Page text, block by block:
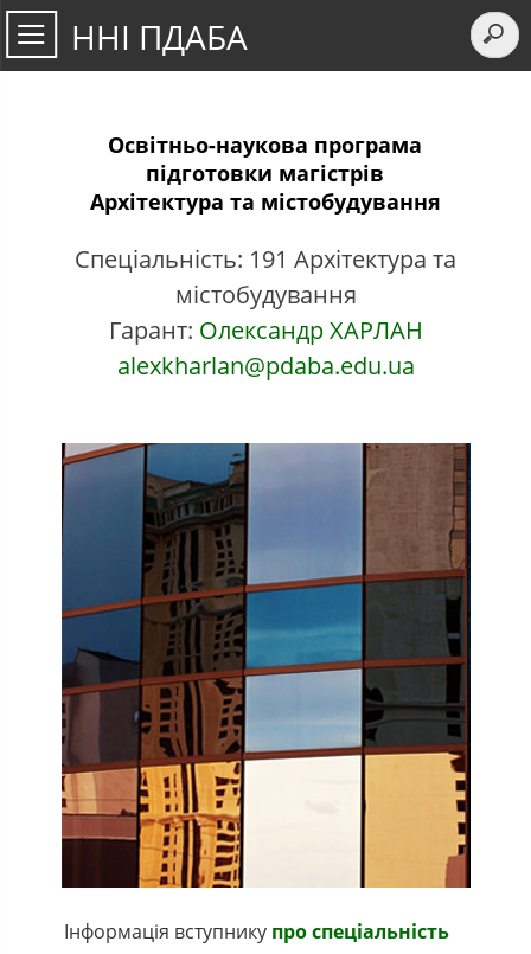
ННІ ПДАБА
Освітньо-наукова програма
підготовки магістрів
Архітектура та містобудування
Спеціальність: 191 Архітектура та
містобудування
Гарант: Олександр ХАРЛАН
alexkharlan@pdaba.edu.ua
Інформація вступнику про спеціальність